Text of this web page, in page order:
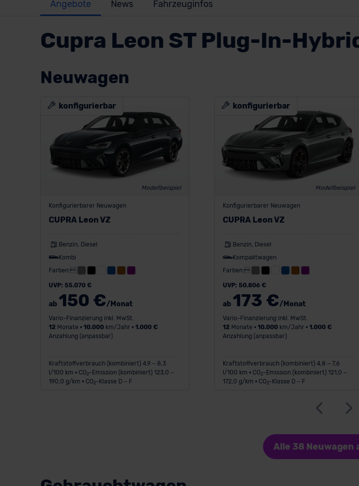
Angebote News Fahrzeuginfos
Cupra Leon ST Plug-In-
Neuwagen
Modellbeispiel
konfigurierbar
Konfigurierbarer Neuwagen
CUPRA Leon VZ
Benzin, Diesel
Kombi
Farben:
UVP: 55.070 €
ab 150 €/Monat
Vario-Finanzierung inkl. MwSt.
12 Monate • 10.000km/Jahr • 1.000 €
Anzahlung (anpassbar)
Kraftstoffverbrauch (kombiniert) 4,9 – 8,3
l/100 km • CO2-Emission (kombiniert) 123,0 –
190,0 g/km • CO2-Klasse D – F
Modellbeispiel
konfigurierbar
Konfigurierbarer Neuwagen
CUPRA Leon VZ
Benzin, Diesel
Kompaktwagen
Farben:
UVP: 50.806 €
ab 173 €/Monat
Vario-Finanzierung inkl. MwSt.
12 Monate • 10.000km/Jahr • 1.000 €
Anzahlung (anpassbar)
Kraftstoffverbrauch (kombiniert) 4,8 – 7,6
l/100 km • CO2-Emission (kombiniert) 121,0 –
172,0 g/km • CO2-Klasse D – F
Alle 38 Neuwagen